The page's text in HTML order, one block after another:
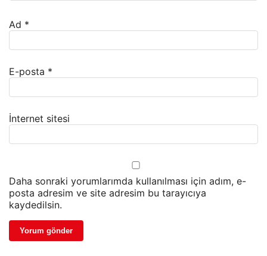
Ad *
E-posta *
İnternet sitesi
Daha sonraki yorumlarımda kullanılması için adım, e-
posta adresim ve site adresim bu tarayıcıya
kaydedilsin.